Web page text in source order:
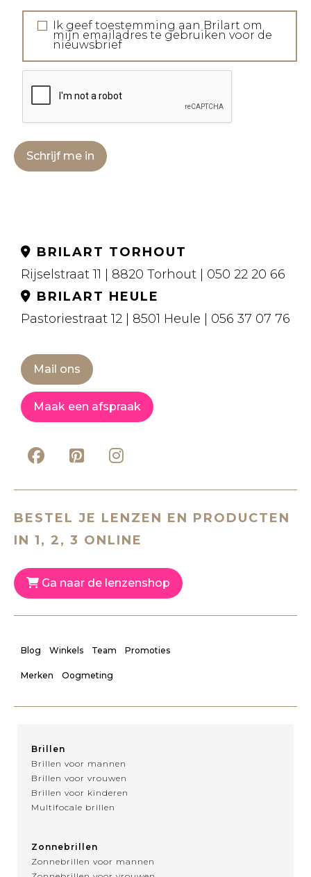
Ik geef toestemming aan Brilart om
mijn emailadres te gebruiken voor de
nieuwsbrief
Schrijf me in
BRILART TORHOUT
Rijselstraat 11 | 8820 Torhout | 050 22 20 66
BRILART HEULE
Pastoriestraat 12 | 8501 Heule | 056 37 07 76
Mail ons
Maak een afspraak
BESTEL JE LENZEN EN PRODUCTEN
IN 1, 2, 3 ONLINE
Ga naar de lenzenshop
Blog Winkels Team Promoties
Merken Oogmeting
Brillen
Brillen voor mannen
Brillen voor vrouwen
Brillen voor kinderen
Multifocale brillen
Zonnebrillen
Zonnebrillen voor mannen